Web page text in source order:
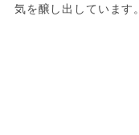
気を醸し出しています。